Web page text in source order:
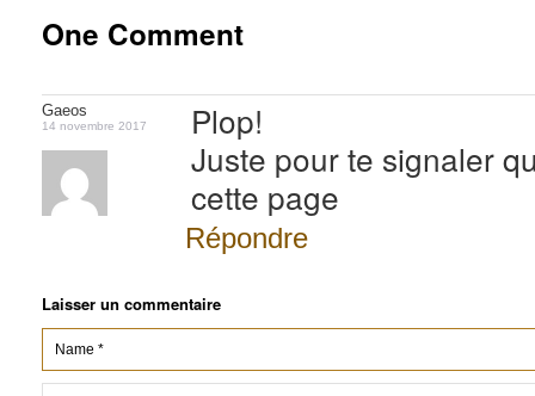
One Comment
Gaeos
14 novembre 2017
Plop!
Juste pour te signaler
cette page
Répondre
Laisser un commentaire